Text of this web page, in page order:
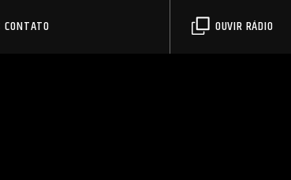
CONTATO OUVIR RÁDIO